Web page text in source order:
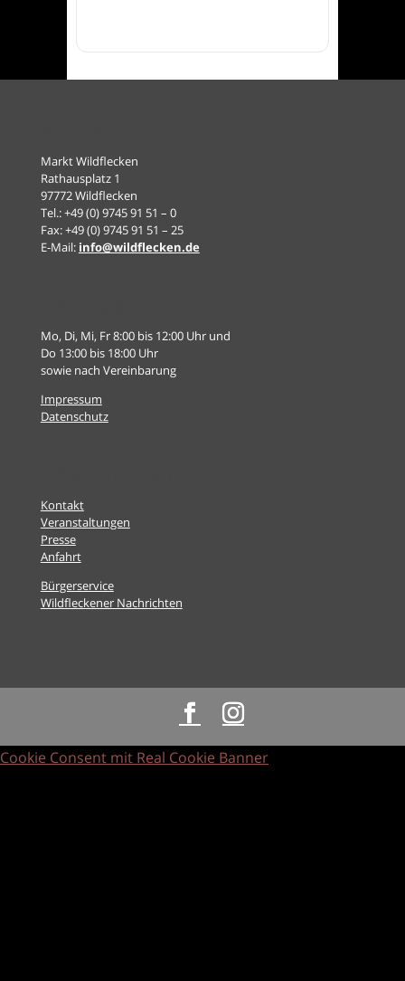
Markt Wildflecken
Rathausplatz 1
97772 Wildflecken
Tel.: +49 (0) 9745 91 51 – 0
Fax: +49 (0) 9745 91 51 – 25
E-Mail: info@wildflecken.de
Mo, Di, Mi, Fr 8:00 bis 12:00 Uhr und
Do 13:00 bis 18:00 Uhr
sowie nach Vereinbarung
Impressum
Datenschutz
Kontakt
Veranstaltungen
Presse
Anfahrt
Bürgerservice
Wildfleckener Nachrichten
Cookie Consent mit Real Cookie Banner